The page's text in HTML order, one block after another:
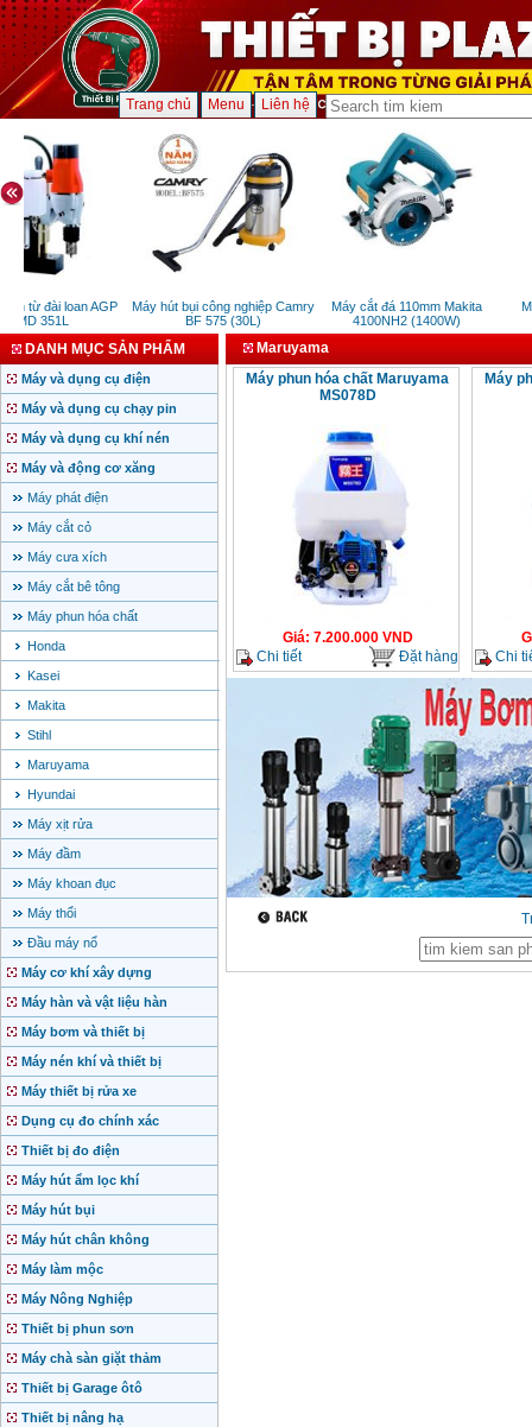
Trang chủ Menu Liên hệ
từ đài loan AGP
SMD 351L
Máy hút bụi công nghiệp Camry
BF 575 (30L)
Máy cắt đá 110mm Makita
4100NH2 (1400W)
DANH MỤC SẢN PHẨM
Máy và dụng cụ điện
Máy và dụng cụ chạy pin
Máy và dụng cụ khí nén
Máy và động cơ xăng
Máy phát điện
Máy cắt cỏ
Máy cưa xích
Máy cắt bê tông
Máy phun hóa chất
Honda
Kasei
Makita
Stihl
Maruyama
Hyundai
Máy xịt rửa
Máy đầm
Máy khoan đục
Máy thổi
Đầu máy nổ
Máy cơ khí xây dựng
Máy hàn và vật liệu hàn
Máy bơm và thiết bị
Máy nén khí và thiết bị
Máy thiết bị rửa xe
Dụng cụ đo chính xác
Thiết bị đo điện
Máy hút ẩm lọc khí
Máy hút bụi
Máy hút chân không
Máy làm mộc
Máy Nông Nghiệp
Thiết bị phun sơn
Máy chà sàn giặt thảm
Thiết bị Garage ôtô
Thiết bị nâng hạ
Maruyama
Máy phun hóa chất Maruyama
MS078D
Giá: 7.200.000VND
Chi tiết
Đặt hàng
Máy
Chi